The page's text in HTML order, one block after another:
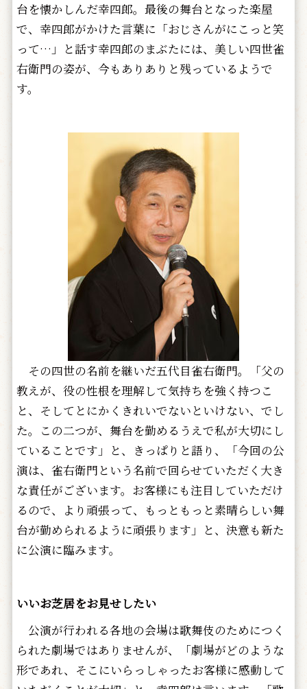
台を懐かしんだ幸四郎。最後の舞台となった楽屋
で、幸四郎がかけた言葉に「おじさんがにこっと笑
って…」と話す幸四郎のまぶたには、美しい四世雀
右衛門の姿が、今もありありと残っているようで
す。
その四世の名前を継いだ五代目雀右衛門。「父の
教えが、役の性根を理解して気持ちを強く持つこ
と、そしてとにかくきれいでないといけない、でし
た。この二つが、舞台を勤めるうえで私が大切にし
ていることです」と、きっぱりと語り、「今回の公
演は、雀右衛門という名前で回らせていただく大き
な責任がございます。お客様にも注目していただけ
るので、より頑張って、もっともっと素晴らしい舞
台が勤められるように頑張ります」と、決意も新た
に公演に臨みます。
いいお芝居をお見せしたい
公演が行われる各地の会場は歌舞伎のためにつく
られた劇場ではありませんが、「劇場がどのような
形であれ、そこにいらっしゃったお客様に感動して